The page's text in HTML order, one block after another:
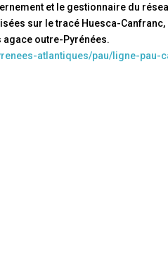
et le gestionnaire du
sur le tracé Huesca-
agace outre-Pyrénées.
atlantiques/pau/ligne-